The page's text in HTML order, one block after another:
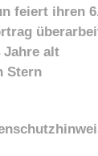
feiert ihren
Jahre alt
Stern